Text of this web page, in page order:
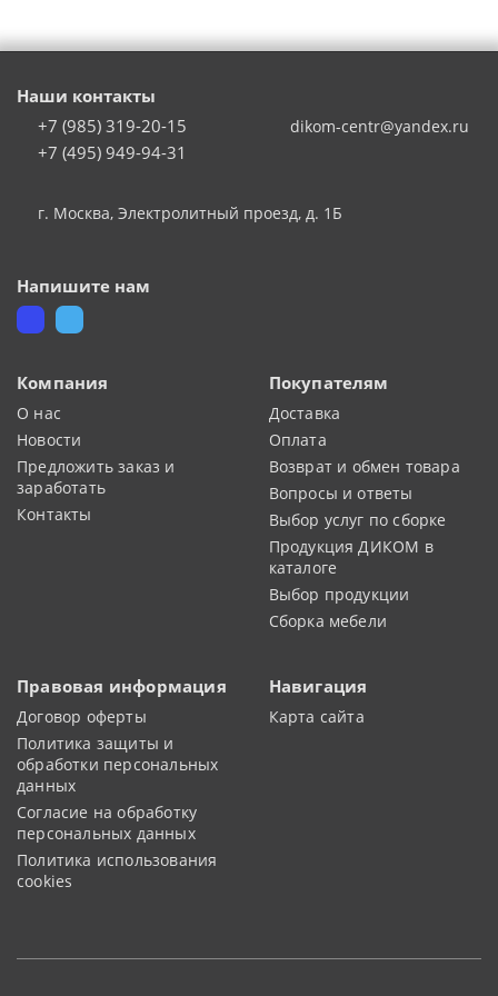
Наши контакты
+7 (985) 319-20-15
+7 (495) 949-94-31
dikom-centr@yandex.ru
г. Москва, Электролитный проезд, д. 1Б
Компания
О нас
Новости
Предложить заказ и
заработать
Контакты
Покупателям
Доставка
Оплата
Возврат и обмен товара
Вопросы и ответы
Выбор услуг по сборке
Продукция ДИКОМ в
каталоге
Выбор продукции
Сборка мебели
Правовая информация
Договор оферты
Политика защиты и
обработки персональных
данных
Согласие на обработку
персональных данных
Политика использования
cookies
Навигация
Карта сайта
Напишите нам